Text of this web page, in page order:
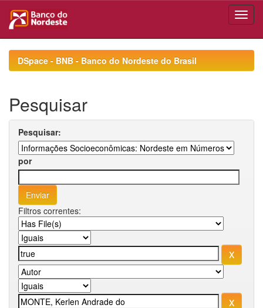
navigationDSpace - BNB - Banco do Nordeste do Brasil
Pesquisar
Pesquisar:
por
Filtros correntes: